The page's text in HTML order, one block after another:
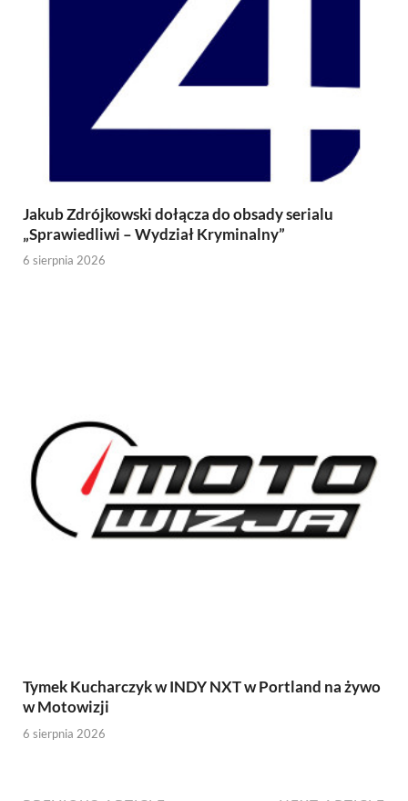
Jakub Zdrójkowski dołącza do obsady serialu
„Sprawiedliwi – Wydział Kryminalny”
6 sierpnia 2026
Tymek Kucharczyk w INDY NXT w Portland na żywo
w Motowizji
6 sierpnia 2026